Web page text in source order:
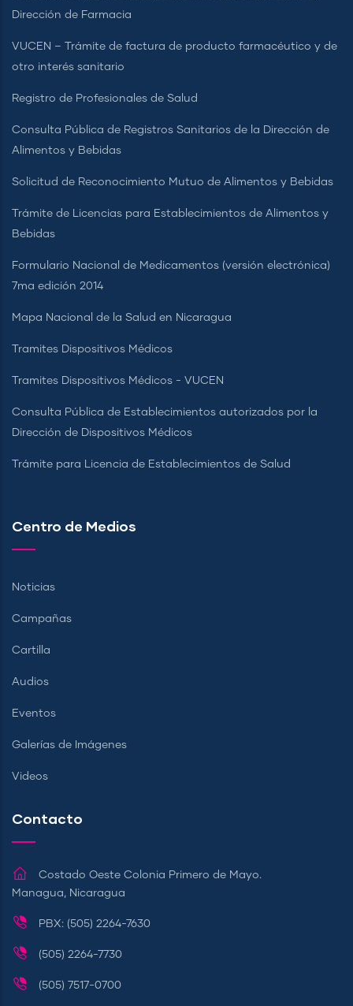
Dirección de Farmacia
VUCEN – Trámite de factura de producto farmacéutico y de
otro interés sanitario
Registro de Profesionales de Salud
Consulta Pública de Registros Sanitarios de la Dirección de
Alimentos y Bebidas
Solicitud de Reconocimiento Mutuo de Alimentos y Bebidas
Trámite de Licencias para Establecimientos de Alimentos y
Bebidas
Formulario Nacional de Medicamentos (versión electrónica)
7ma edición 2014
Mapa Nacional de la Salud en Nicaragua
Tramites Dispositivos Médicos
Tramites Dispositivos Médicos - VUCEN
Consulta Pública de Establecimientos autorizados por la
Dirección de Dispositivos Médicos
Trámite para Licencia de Establecimientos de Salud
Centro de Medios
Noticias
Campañas
Cartilla
Audios
Eventos
Galerías de Imágenes
Videos
Contacto
Costado Oeste Colonia Primero de Mayo.
Managua, Nicaragua
PBX: (505) 2264-7630
(505) 2264-7730
(505) 7517-0700